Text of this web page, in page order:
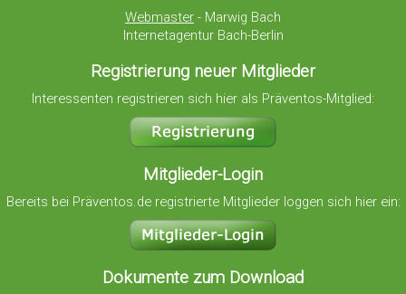
Webmaster - Marwig Bach
Internetagentur Bach-Berlin
Registrierung neuer Mitglieder
Interessenten registrieren sich hier als Präventos-Mitglied:
Mitglieder-Login
Bereits bei Präventos.de registrierte Mitglieder loggen sich hier ein:
Dokumente zum Download